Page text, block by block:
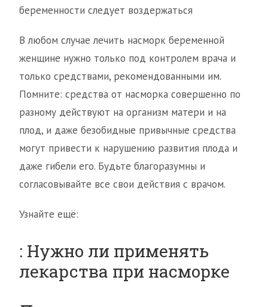
беременности следует воздержаться
В любом случае лечить насморк беременной
женщине нужно только под контролем врача и
только средствами, рекомендованными им.
Помните: средства от насморка совершенно по
разному действуют на организм матери и на
плод, и даже безобидные привычные средства
могут привести к нарушению развития плода и
даже гибели его. Будьте благоразумны и
согласовывайте все свои действия с врачом.
Узнайте ещё:
: Нужно ли применять
лекарства при насморке